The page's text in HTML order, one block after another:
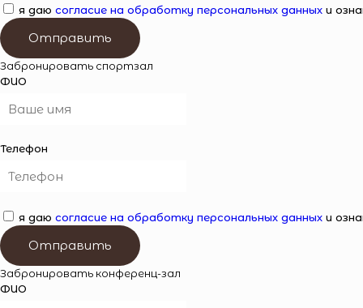
я даю согласие на обработку персональных данных и
Отправить
Забронировать спортзал
ФИО
Телефон
я даю согласие на обработку персональных данных и
Отправить
Забронировать конференц-зал
ФИО